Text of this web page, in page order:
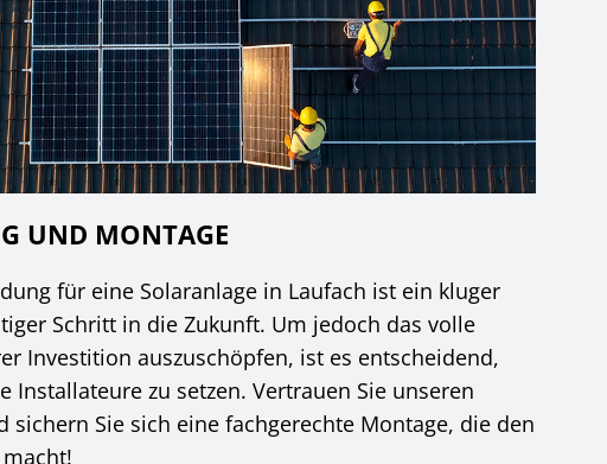
UND MONTAGE
für eine Solaranlage in Laufach ist ein kluger
Schritt in die Zukunft. Um jedoch das volle
Investition auszuschöpfen, ist es entscheidend,
Installateure zu setzen. Vertrauen Sie unseren
sichern Sie sich eine fachgerechte Montage, die den